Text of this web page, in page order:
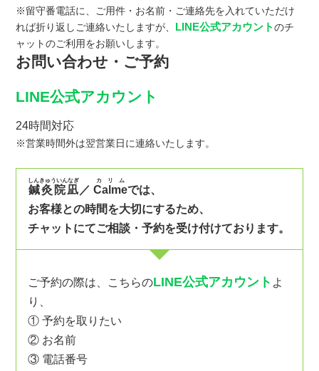
※留守番電話に、ご用件・お名前・ご連絡先を入れていただけ
れば折り返しご連絡いたしますが、 LINE公式アカウントのチ
ャットのご利用をお願いします。
お問い合わせ・ご予約
LINE公式アカウント
24時間対応
※営業時間外は翌営業日に連絡いたします。
鍼灸院凪
しんきゅういんなぎ
／ Calme
カリム
では、
お客様との時間を大切にするため、
チャットにてご相談・予約を受け付けております。
ご予約の際は、こちらのLINE公式アカウント よ
り、
① 予約を取りたい
② お名前
③ 電話番号